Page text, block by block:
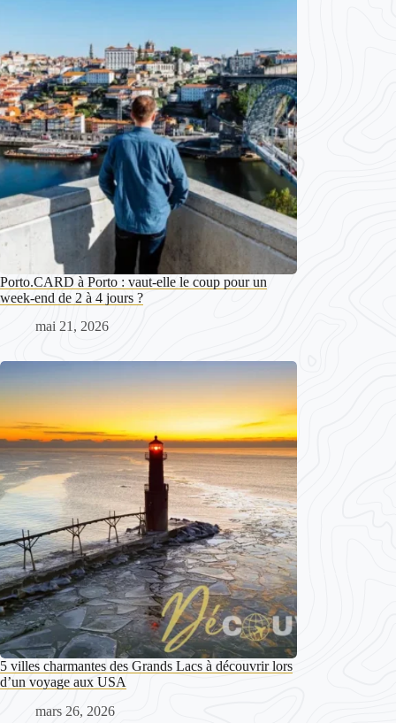
Porto.CARD à Porto : vaut-elle le coup pour un
week-end de 2 à 4 jours ?
mai 21, 2026
5 villes charmantes des Grands Lacs à découvrir lors
d’un voyage aux USA
mars 26, 2026